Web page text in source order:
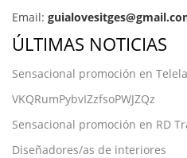
Email:
ÚLTIMAS NOTICIAS
Sensacional promoción en
VKQRumPybvIZzfsoPWJZQz
Sensacional promoción en RD
Diseñadores/as de interiores